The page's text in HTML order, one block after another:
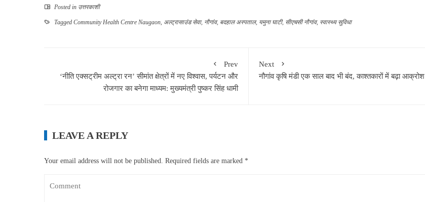
Posted in उत्तरकाशी
Tagged Community Health Centre Naugaon, अल्ट्रासाउंड सेवा, नौगांव, बदहाल अस्पताल, यमुना घाटी, सीएचसी नौगांव, स्वास्थ्य सुविधा
Prev
‘नीति एक्सट्रीम अल्ट्रा रन’ सीमांत क्षेत्रों में नए विश्वास, पर्यटन और
रोजगार का बनेगा माध्यम: मुख्यमंत्री पुष्कर सिंह धामी
Next
नौगांव कृषि मंडी एक साल बाद भी बंद, काश्तकारों में बढ़ा आक्रोश
LEAVE A REPLY
Your email address will not be published. Required fields are marked *